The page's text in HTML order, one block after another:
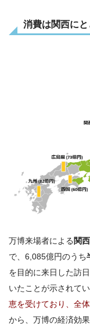
消費は関西に
万博来場者による 関
で、6,085億円のうち
を目的に来日した訪
いたことが示されてい
恵を受けており、全
から、万博の経済効